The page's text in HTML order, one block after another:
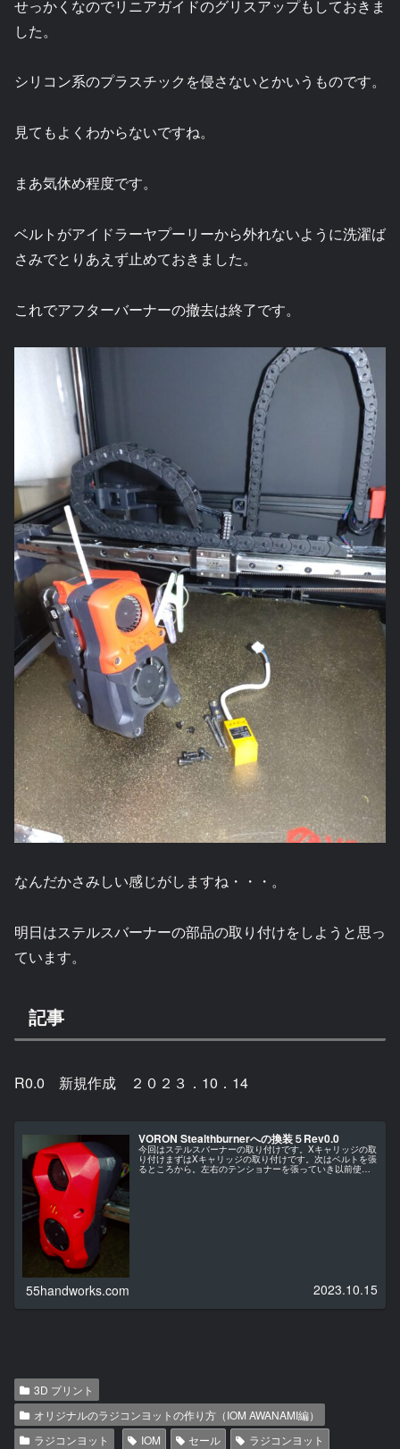
せっかくなのでリニアガイドのグリスアップもしておきま
した。
シリコン系のプラスチックを侵さないとかいうものです。
見てもよくわからないですね。
まあ気休め程度です。
ベルトがアイドラーヤプーリーから外れないように洗濯ば
さみでとりあえず止めておきました。
これでアフターバーナーの撤去は終了です。
なんだかさみしい感じがしますね・・・。
明日はステルスバーナーの部品の取り付けをしようと思っ
ています。
記事
R0.0 新規作成 ２０２３．10．14
VORON Stealthburnerへの換装５Rev0.0
今回はステルスバーナーの取り付けです。Xキャリッジの取
り付けまずはXキャリッジの取り付けです。次はベルトを張
るところから。左右のテンショナーを張っていき以前使用
55handworks.com 2023.10.15
3D プリント
オリジナルのラジコンヨットの作り方（IOM AWANAMI編）
ラジコンヨット
IOM セール
ラジコンヨット